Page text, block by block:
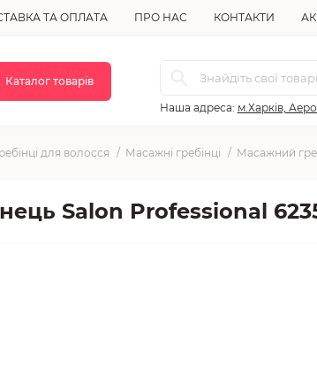
ТА ОПЛАТА ПРО НАС КОНТАКТИ
Каталог товарів
Наша адреса: м.Харків,
для волосся Масажні гребінці Масажний
Salon Professional